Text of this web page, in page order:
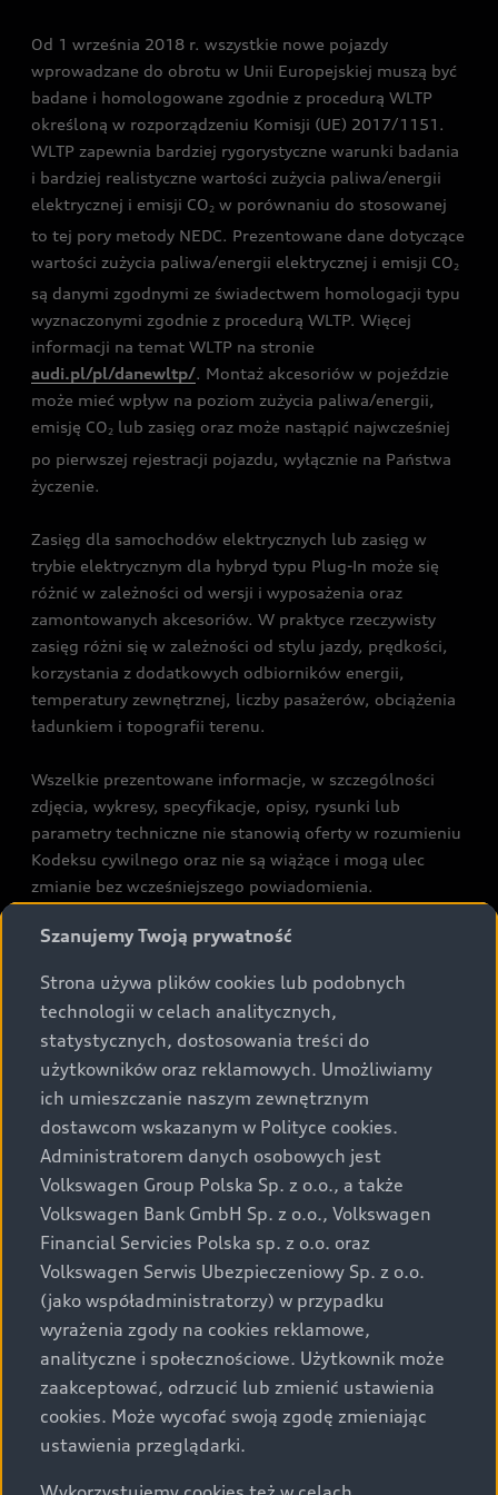
Audi exclusive
Od 1 września 2018 r. wszystkie nowe pojazdy
wprowadzane do obrotu w Unii Europejskiej muszą być
badane i homologowane zgodnie z procedurą WLTP
określoną w rozporządzeniu Komisji (UE) 2017/1151.
WLTP zapewnia bardziej rygorystyczne warunki badania
i bardziej realistyczne wartości zużycia paliwa/energii
elektrycznej i emisji CO2 w porównaniu do stosowanej
to tej pory metody NEDC. Prezentowane dane dotyczące
wartości zużycia paliwa/energii elektrycznej i emisji CO2
są danymi zgodnymi ze świadectwem homologacji typu
wyznaczonymi zgodnie z procedurą WLTP. Więcej
informacji na temat WLTP na stronie
audi.pl/pl/danewltp/. Montaż akcesoriów w pojeździe
może mieć wpływ na poziom zużycia paliwa/energii,
emisję CO2 lub zasięg oraz może nastąpić najwcześniej
po pierwszej rejestracji pojazdu, wyłącznie na Państwa
życzenie.
Zasięg dla samochodów elektrycznych lub zasięg w
trybie elektrycznym dla hybryd typu Plug-In może się
różnić w zależności od wersji i wyposażenia oraz
zamontowanych akcesoriów. W praktyce rzeczywisty
zasięg różni się w zależności od stylu jazdy, prędkości,
korzystania z dodatkowych odbiorników energii,
temperatury zewnętrznej, liczby pasażerów, obciążenia
ładunkiem i topografii terenu.
Wszelkie prezentowane informacje, w szczególności
zdjęcia, wykresy, specyfikacje, opisy, rysunki lub
parametry techniczne nie stanowią oferty w rozumieniu
Kodeksu cywilnego oraz nie są wiążące i mogą ulec
zmianie bez wcześniejszego powiadomienia.
rozumieniu art. 5561§2 Kodeksu cywilnego oraz art.
Podane kwoty są rekomendowane i obejmują podatek
VAT (23%), chyba że inaczej zaznaczono.
Audi zastrzega sobie możliwość wprowadzenia zmian w
prezentowanych wersjach. Przedstawione detale
wyposażenia mogą różnić się od specyfikacji
przewidzianej na rynek polski. Zamieszczone zdjęcia
mogą przedstawiać wyposażenie opcjonalne, dostępne
za dopłatą. Wiążące ustalenie ceny, wyposażenia i
specyfikacji pojazdu następują w umowie sprzedaży, a
określenie parametrów technicznych zawiera
świadectwo homologacji typu pojazdu. Zastrzegamy
sobie prawo do zmian i pomyłek. Wszelkie informacje
prezentowane na stronie są aktualne na dzień ich
zamieszczania. W celu uzyskania najnowszych
informacji prosimy kontaktować się z Partnerem Marki
Audi.
Szanujemy Twoją prywatność
Strona używa plików cookies lub podobnych
technologii w celach analitycznych,
statystycznych, dostosowania treści do
użytkowników oraz reklamowych. Umożliwiamy
ich umieszczanie naszym zewnętrznym
dostawcom wskazanym w Polityce cookies.
Administratorem danych osobowych jest
Volkswagen Group Polska Sp. z o.o., a także
Volkswagen Bank GmbH Sp. z o.o., Volkswagen
Financial Servicies Polska sp. z o.o. oraz
Volkswagen Serwis Ubezpieczeniowy Sp. z o.o.
(jako współadministratorzy) w przypadku
wyrażenia zgody na cookies reklamowe,
analityczne i społecznościowe. Użytkownik może
zaakceptować, odrzucić lub zmienić ustawienia
cookies. Może wycofać swoją zgodę zmieniając
ustawienia przeglądarki.